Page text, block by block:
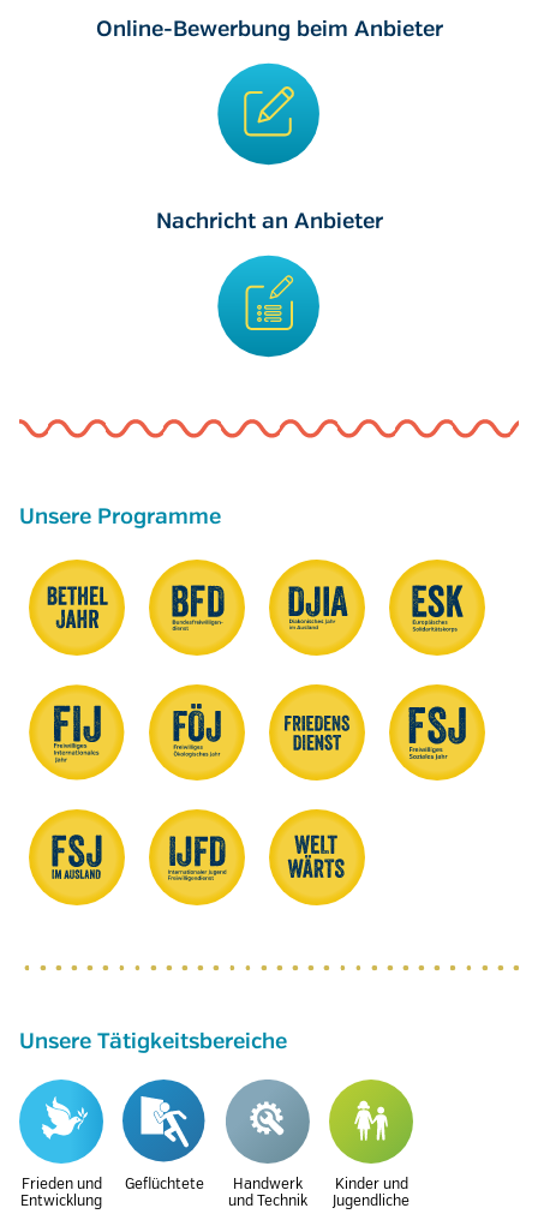
Online-Bewerbung beim Anbieter
Nachricht an Anbieter
Unsere Programme
Unsere Tätigkeitsbereiche
Frieden und
Entwicklung
Geflüchtete
Handwerk
und Technik
Kinder und
Jugendliche